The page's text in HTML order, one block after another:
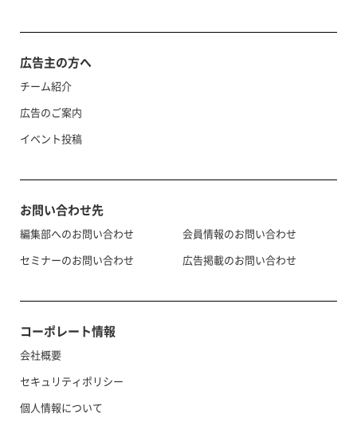
広告主の方へ
チーム紹介
広告のご案内
イベント投稿
お問い合わせ先
編集部へのお問い合わせ
セミナーのお問い合わせ
会員情報のお問い合わせ
広告掲載のお問い合わせ
コーポレート情報
会社概要
セキュリティポリシー
個人情報について